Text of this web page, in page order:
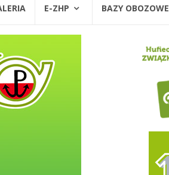
E-ZHP BAZY OBOZOWE